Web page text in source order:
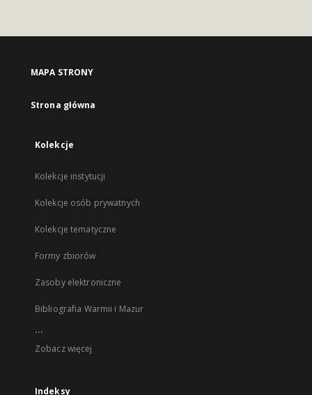
MAPA STRONY
Strona główna
Kolekcje
Kolekcje instytucji
Kolekcje osób prywatnych
Kolekcje tematyczne
Formy zbiorów
Zasoby elektroniczne
Bibliografia Warmii i Mazur
...
Zobacz więcej
Indeksy